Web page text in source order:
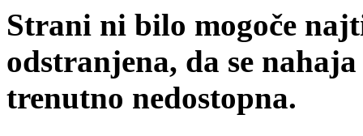
Strani ni bilo mogoče
odstranjena, da se
trenutno nedostopna.